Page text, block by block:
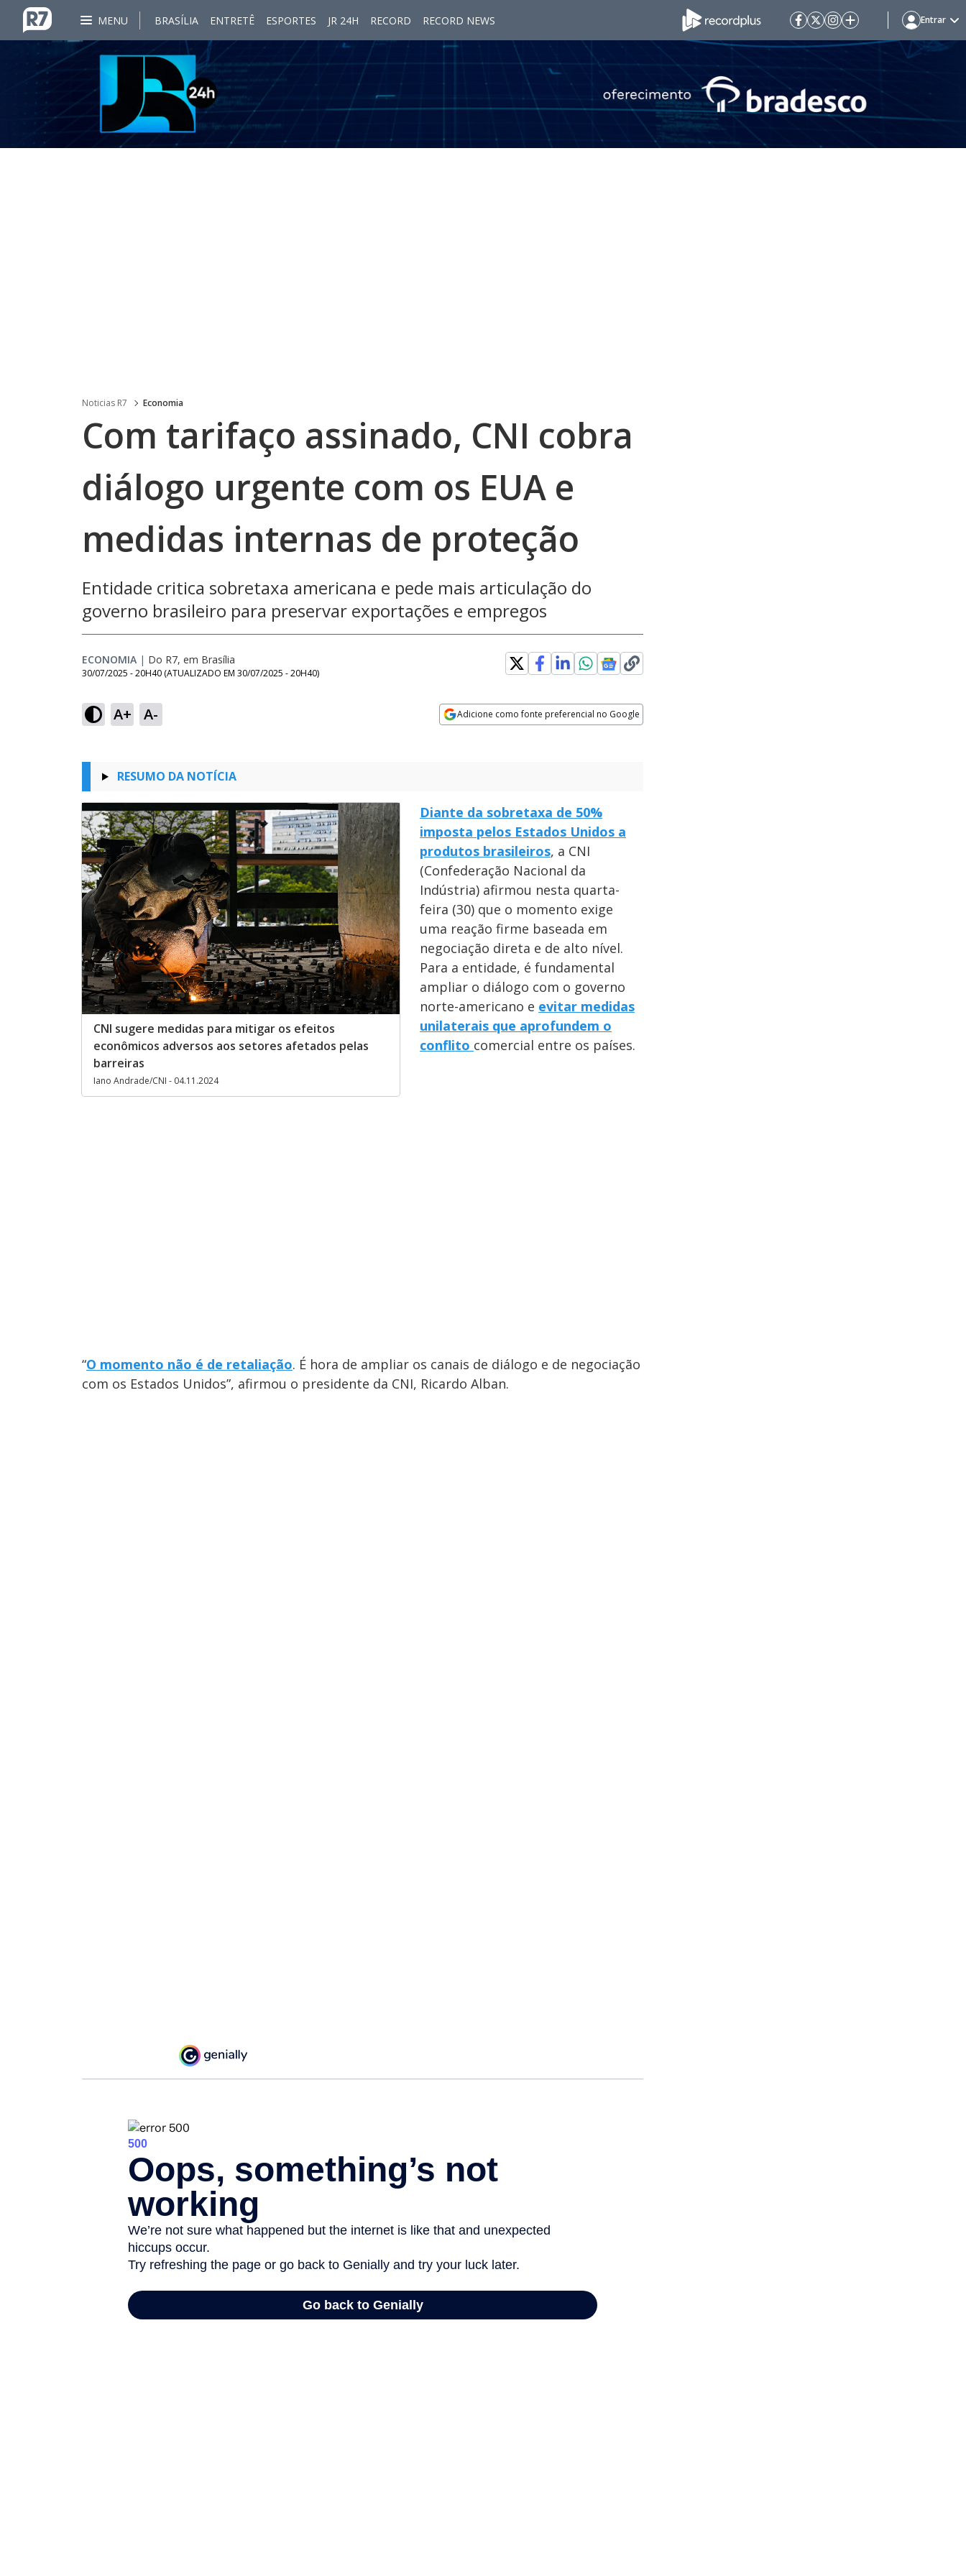
MENU BRASÍLIA ENTRETÊ ESPORTES JR 24H RECORD RECORD NEWS Entrar
Noticias R7 Economia
Com tarifaço assinado, CNI cobra
diálogo urgente com os EUA e
medidas internas de proteção
Entidade critica sobretaxa americana e pede mais articulação do
governo brasileiro para preservar exportações e empregos
ECONOMIA | Do R7, em Brasília
30/07/2025 - 20H40 (ATUALIZADO EM 30/07/2025 - 20H40)
A+ A- Adicione como fonte preferencial no Google
RESUMO DA NOTÍCIA
CNI sugere medidas para mitigar os efeitos
econômicos adversos aos setores afetados pelas
barreiras
Iano Andrade/CNI - 04.11.2024
Diante da sobretaxa de 50%
imposta pelos Estados Unidos a
produtos brasileiros, a CNI
(Confederação Nacional da
Indústria) afirmou nesta quarta-
feira (30) que o momento exige
uma reação firme baseada em
negociação direta e de alto nível.
Para a entidade, é fundamental
ampliar o diálogo com o governo
norte-americano e evitar medidas
unilaterais que aprofundem o
conflito comercial entre os países.
“O momento não é de retaliação. É hora de ampliar os canais de diálogo e de negociação
com os Estados Unidos”, afirmou o presidente da CNI, Ricardo Alban.